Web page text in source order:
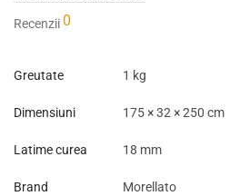
Recenzii 0
Greutate 1 kg
Dimensiuni 175 × 32 × 250 cm
Latime curea 18 mm
Brand Morellato